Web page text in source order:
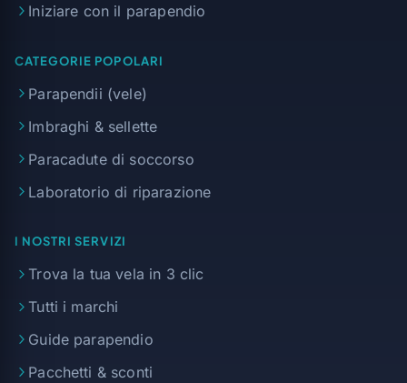
Iniziare con il parapendio
CATEGORIE POPOLARI
Parapendii (vele)
Imbraghi & sellette
Paracadute di soccorso
Laboratorio di riparazione
I NOSTRI SERVIZI
Trova la tua vela in 3 clic
Tutti i marchi
Guide parapendio
Pacchetti & sconti